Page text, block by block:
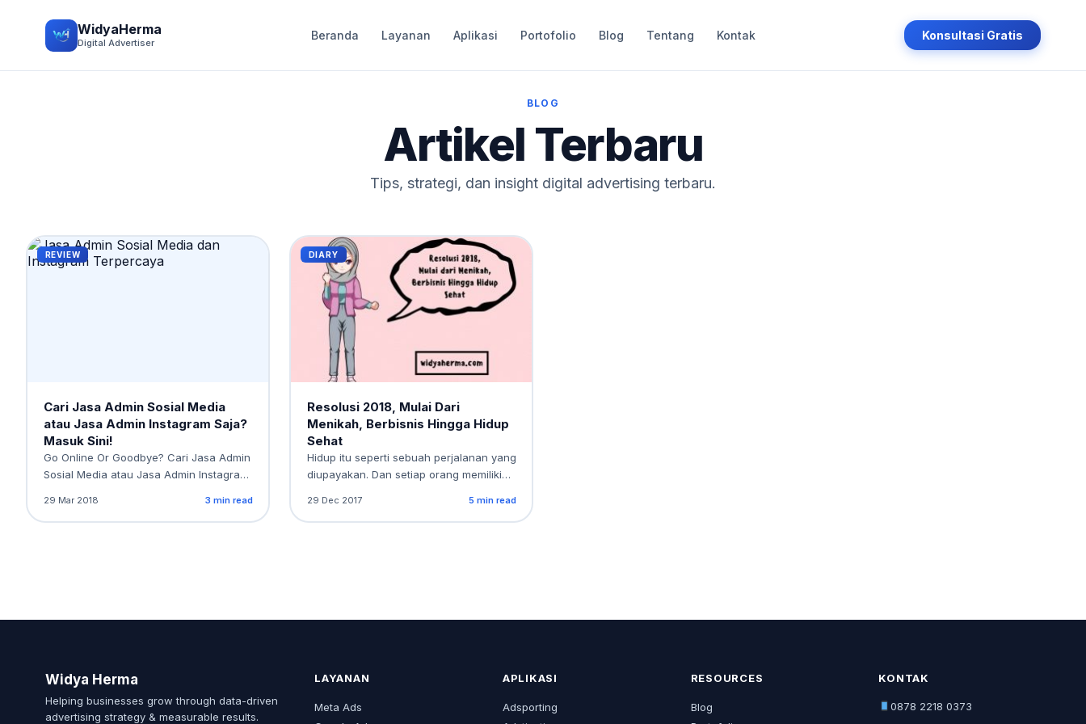
WidyaHerma
Digital Advertiser
Beranda Layanan Aplikasi Portofolio Blog Tentang Kontak Konsultasi Gratis
BLOG
Artikel Terbaru
Tips, strategi, dan insight digital advertising terbaru.
REVIEW
Cari Jasa Admin Sosial Media
atau Jasa Admin Instagram Saja?
Masuk Sini!
Go Online Or Goodbye? Cari Jasa Admin
Sosial Media atau Jasa Admin Instagram
29 Mar 2018 3 min read
DIARY
Resolusi 2018, Mulai Dari
Menikah, Berbisnis Hingga Hidup
Sehat
Hidup itu seperti sebuah perjalanan yang
diupayakan. Dan setiap orang memiliki
29 Dec 2017 5 min read
Widya Herma
Helping businesses grow through data-driven
advertising strategy & measurable results.
LAYANAN
Meta Ads
APLIKASI
Adsporting
RESOURCES
Blog
KONTAK
0878 2218 0373